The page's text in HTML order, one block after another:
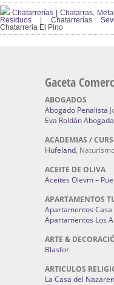
Chatarrerías | Chatarras,
Residuos | Chatarrerías
Chatarreria El Pino
Gaceta
ABOGADOS
Abogado Penalista
Eva Roldán Abogada
ACADEMIAS /
Hufeland,
ACEITE DE OLIVA
Aceites Olevm –
APARTAMENTOS
Apartamentos Casa
Apartamentos Los
ARTE &
Blasfor
ARTICULOS
La Casa del